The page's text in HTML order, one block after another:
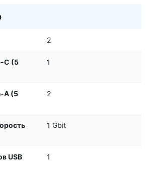
2
C (5
1
A (5
2
1 Gbit
USB
1